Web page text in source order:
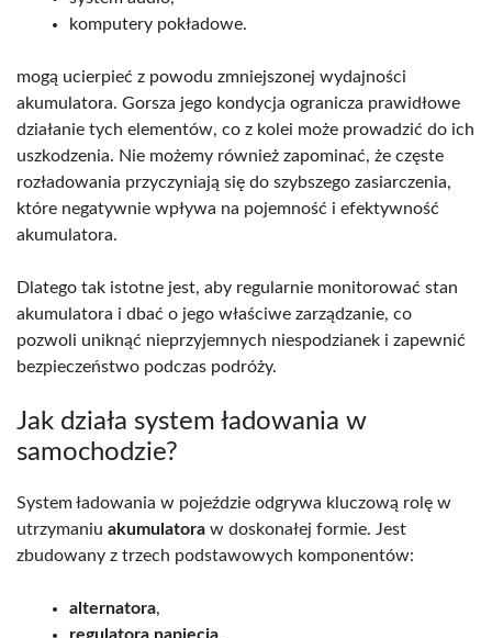
komputery pokładowe.
mogą ucierpieć z powodu zmniejszonej wydajności
akumulatora. Gorsza jego kondycja ogranicza prawidłowe
działanie tych elementów, co z kolei może prowadzić do ich
uszkodzenia. Nie możemy również zapominać, że częste
rozładowania przyczyniają się do szybszego zasiarczenia,
które negatywnie wpływa na pojemność i efektywność
akumulatora.
Dlatego tak istotne jest, aby regularnie monitorować stan
akumulatora i dbać o jego właściwe zarządzanie, co
pozwoli uniknąć nieprzyjemnych niespodzianek i zapewnić
bezpieczeństwo podczas podróży.
Jak działa system ładowania w
samochodzie?
System ładowania w pojeździe odgrywa kluczową rolę w
utrzymaniu akumulatora w doskonałej formie. Jest
zbudowany z trzech podstawowych komponentów:
alternatora,